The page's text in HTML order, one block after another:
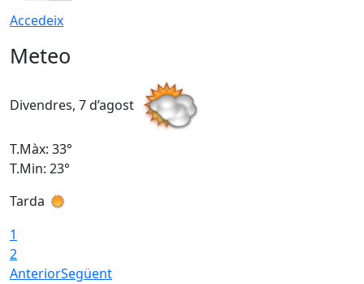
Accedeix
Meteo
Divendres, 7 d’agost
T.Màx: 33°
T.Min: 23°
Tarda
1
2
AnteriorSegüent